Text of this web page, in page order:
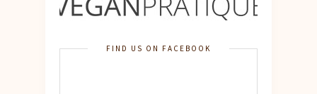
FIND US ON FACEBOOK